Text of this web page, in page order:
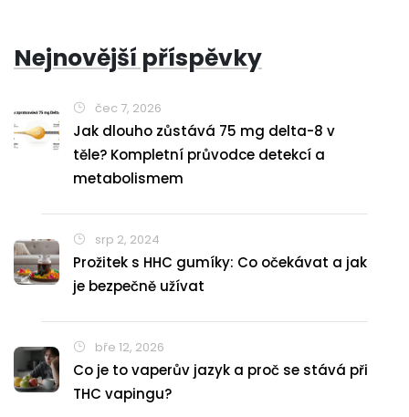
Nejnovější příspěvky
čec 7, 2026
Jak dlouho zůstává 75 mg delta-8 v
těle? Kompletní průvodce detekcí a
metabolismem
srp 2, 2024
Prožitek s HHC gumíky: Co očekávat a jak
je bezpečně užívat
bře 12, 2026
Co je to vaperův jazyk a proč se stává při
THC vapingu?